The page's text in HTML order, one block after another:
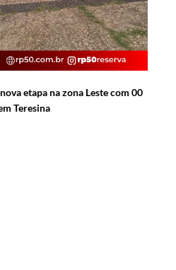
etapa na zona Leste com 00
Teresina